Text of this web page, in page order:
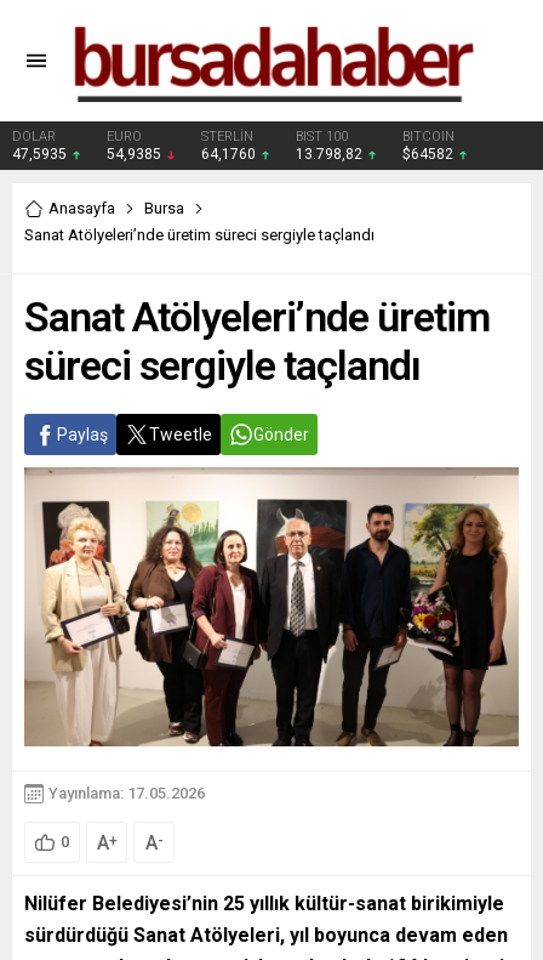
DOLAR
47,5935
EURO
54,9385
STERLİN
64,1760
BIST 100
13.798,82
BITCOIN
$64582
Anasayfa
Bursa
Sanat Atölyeleri’nde üretim süreci sergiyle taçlandı
Sanat Atölyeleri’nde üretim
süreci sergiyle taçlandı
Paylaş Tweetle Gönder
Yayınlama: 17.05.2026
0 A+ A-
Nilüfer Belediyesi’nin 25 yıllık kültür-sanat birikimiyle
sürdürdüğü Sanat Atölyeleri, yıl boyunca devam eden